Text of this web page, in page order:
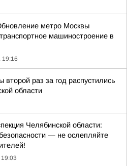
метро Москвы
машиностроение в
19:16
второй раз за год распустились
области
Челябинской области:
— не ослепляйте